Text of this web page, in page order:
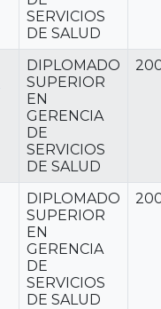
SERVICIOS
DE SALUD
DIPLOMADO
SUPERIOR
EN
GERENCIA
DE
SERVICIOS
DE SALUD
DIPLOMADO
SUPERIOR
EN
GERENCIA
DE
SERVICIOS
DE SALUD